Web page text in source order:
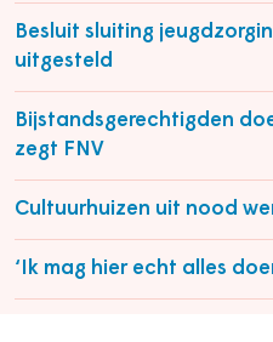
Besluit sluiting
uitgesteld
Bijstandsgerechtigden
zegt FNV
Cultuurhuizen uit nood
‘Ik mag hier echt alles